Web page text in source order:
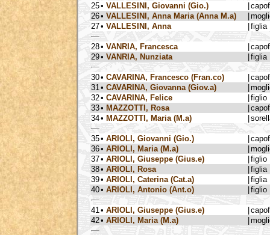
25• VALLESINI, Giovanni (Gio.)
26• VALLESINI, Anna Maria (Anna M.a)
27• VALLESINI, Anna figlia
28• VANRIA, Francesca
29• VANRIA, Nunziata figlia
30• CAVARINA, Francesco (Fran.co)
31 • CAVARINA, Giovanna (Giov.a)
32• CAVARINA, Felice
figlio
33• MAZZOTTI, Rosa
34• MAZZOTTI, Maria (M.a)
35• ARIOLI, Giovanni (Gio.)
36• ARIOLI, Maria (M.a)
37• ARIOLI, Giuseppe (Gius.e)
figlio
38• ARIOLI, Rosa
figlia
39• ARIOLI, Caterina (Cat.a)
figlia
40• ARIOLI, Antonio (Ant.o) figlio
41 • ARIOLI, Giuseppe (Gius.e)
42• ARIOLI, Maria (M.a)